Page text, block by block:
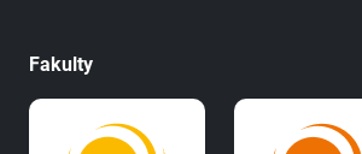
Fakulty